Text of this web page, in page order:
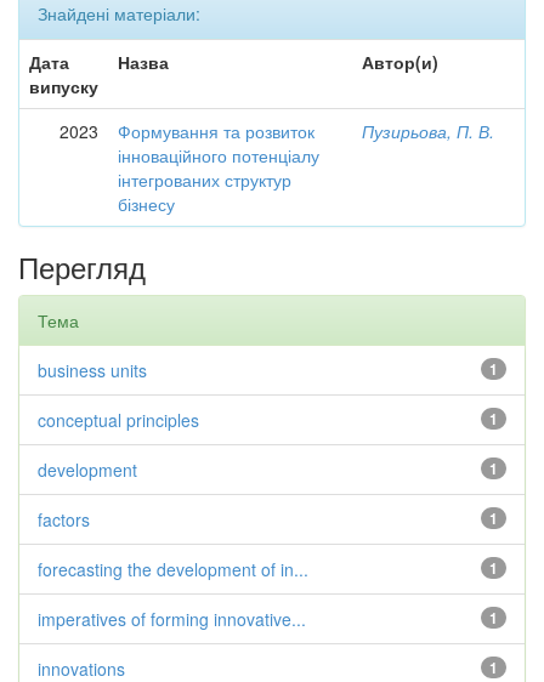
Знайдені матеріали:
Дата
випуску
Назва Автор(и)
2023
Формування та розвиток
інноваційного потенціалу
інтегрованих структур
бізнесу
Пузирьова, П. В.
Перегляд
Тема
1
business units
1
conceptual principles
1
development
1
factors
1
forecasting the development of in...
1
imperatives of forming innovative...
1
innovations